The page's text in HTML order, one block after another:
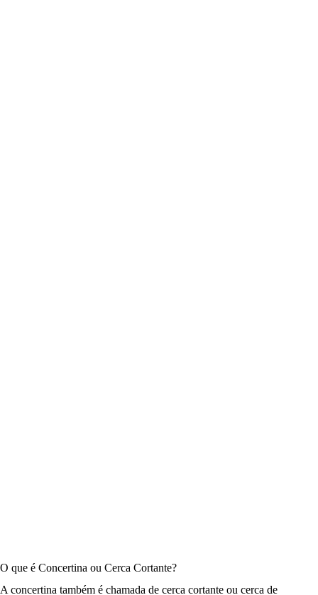
O que é Concertina ou Cerca Cortante?
A concertina também é chamada de cerca cortante ou cerca de